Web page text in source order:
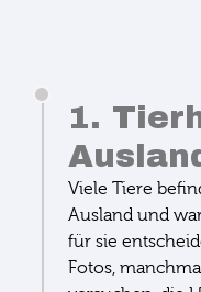
1.
Viele Tiere
Ausland und
für sie
Fotos,